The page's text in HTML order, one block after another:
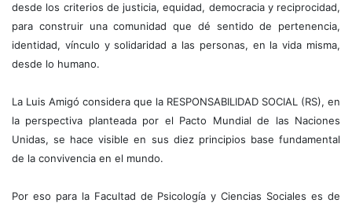
desde los criterios de justicia, equidad, democracia y reciprocidad,
para construir una comunidad que dé sentido de pertenencia,
identidad, vínculo y solidaridad a las personas, en la vida misma,
desde lo humano.
La Luis Amigó considera que la RESPONSABILIDAD SOCIAL (RS), en
la perspectiva planteada por el Pacto Mundial de las Naciones
Unidas, se hace visible en sus diez principios base fundamental
de la convivencia en el mundo.
Por eso para la Facultad de Psicología y Ciencias Sociales es de